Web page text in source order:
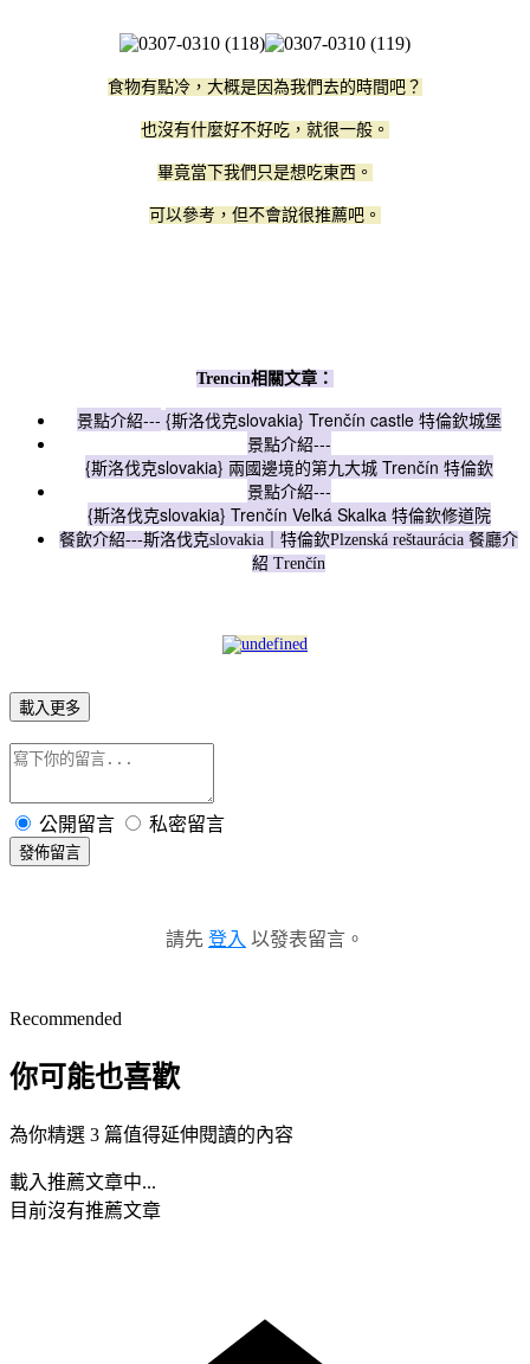
食物有點冷，大概是因為我們去的時間吧？
也沒有什麼好不好吃，就很一般。
畢竟當下我們只是想吃東西。
可以參考，但不會說很推薦吧。
Trencin相關文章：
景點介紹--- {斯洛伐克slovakia} Trenčín castle 特倫欽城堡
景點介紹---
{斯洛伐克slovakia} 兩國邊境的第九大城 Trenčín 特倫欽
景點介紹---
{斯洛伐克slovakia} Trenčín Veľká Skalka 特倫欽修道院
餐飲介紹---斯洛伐克slovakia｜特倫欽Plzenská reštaurácia 餐廳介
紹 Trenčín
載入更多
公開留言 私密留言
發佈留言
請先 登入 以發表留言。
Recommended
你可能也喜歡
為你精選 3 篇值得延伸閱讀的內容
載入推薦文章中...
目前沒有推薦文章